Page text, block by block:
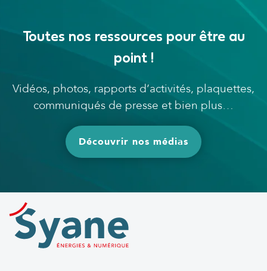
Toutes nos ressources pour être au
point !
Vidéos, photos, rapports d’activités, plaquettes,
communiqués de presse et bien plus…
Découvrir nos médias